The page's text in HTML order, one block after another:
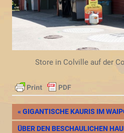
Store in Colville auf der
VORHERIGER
BEITRAG:
GIGANTISCHE KAURIS IM
NÄCHSTER
ÜBER DEN BESCHAULICHEN